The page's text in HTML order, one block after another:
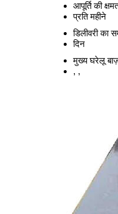
आपूर्ति की
प्रति महीने
डिलीवरी का
दिन
मुख्य घरेलू
, ,